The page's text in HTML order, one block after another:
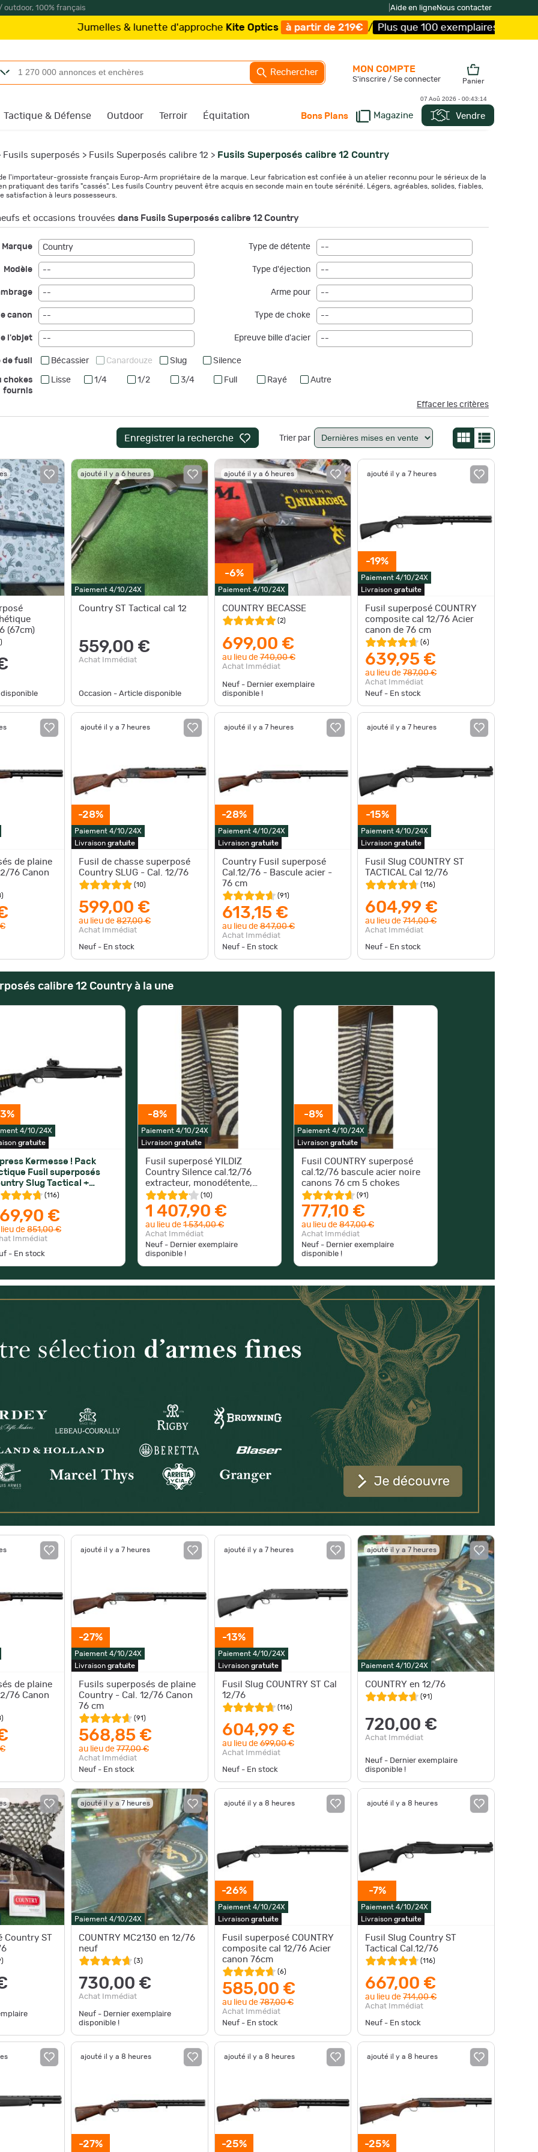
100% français Aide en ligneNous contacter
Jumelles & lunette d'approcheKite Optics à partir de 219€ / Plus que 100 exemplaires ! /Livraison offerte et
Rechercher
Tactique & Défense Outdoor Terroir Équitation Bons Plans Magazine Vendre
MON COMPTE
S'inscrire / Se connecter Panier
07 Aoû 2026 - 00:43:15
Fusils superposés > Fusils Superposés calibre 12 > Fusils Superposés calibre 12 Country
l'importateur-grossiste français Europ-Arm propriétaire de la marque. Leur fabrication est confiée à un atelier reconnu pour le sérieux de la
pratiquant des tarifs "cassés". Les fusils Country peuvent être acquis en seconde main en toute sérénité. Légers, agréables, solides, fiables,
à leurs possesseurs.
et occasions trouvées dans Fusils Superposés calibre 12 Country
Marque Country
Modèle --
--
canon --
l'objet --
Type de détente --
Type d'éjection --
Arme pour --
Type de choke --
Epreuve bille d'acier --
de fusil Bécassier Canardouze Slug Silence
chokes
fournis
Lisse 1/4 1/2 3/4 Full Rayé Autre
Effacer les critères
Enregistrer la recherche Trier par
(67cm)
)
ajouté il y a 6 heures
Paiement 4/10/24X
Country ST Tactical cal 12
559,00 €
Achat Immédiat
Occasion - Article disponible
ajouté il y a 6 heures
-6%
Paiement 4/10/24X
COUNTRY BECASSE
(2)
699,00 €
au lieu de740,00 €
Achat Immédiat
Neuf - Dernier exemplaire
disponible !
ajouté il y a 7 heures
-19%
Paiement 4/10/24X
Livraisongratuite
Fusil superposé COUNTRY
composite cal 12/76 Acier
canon de 76 cm
(6)
639,95 €
au lieu de787,00 €
Achat Immédiat
Neuf - En stock
de plaine
76 Canon
)
ajouté il y a 7 heures
-28%
Paiement 4/10/24X
Livraison gratuite
Fusil de chasse superposé
Country SLUG - Cal. 12/76
(10)
599,00 €
au lieu de827,00 €
Achat Immédiat
Neuf - En stock
ajouté il y a 7 heures
-28%
Paiement 4/10/24X
Livraison gratuite
Country Fusil superposé
Cal.12/76 - Bascule acier -
76 cm
(91 )
613,15 €
au lieu de847,00 €
Achat Immédiat
Neuf - En stock
ajouté il y a 7 heures
-15%
Paiement 4/10/24X
Livraisongratuite
Fusil Slug COUNTRY ST
TACTICAL Cal 12/76
(116)
604,99 €
au lieu de714,00 €
Achat Immédiat
Neuf - En stock
de plaine
76 Canon
)
ajouté il y a 7 heures
-27%
Paiement 4/10/24X
Livraison gratuite
Fusils superposés de plaine
Country - Cal. 12/76 Canon
76 cm
(91 )
568,85 €
au lieu de777,00 €
Achat Immédiat
Neuf - En stock
ajouté il y a 7 heures
-13%
Paiement 4/10/24X
Livraison gratuite
Fusil Slug COUNTRY ST Cal
12/76
(116)
604,99 €
au lieu de699,00 €
Achat Immédiat
Neuf - En stock
ajouté il y a 7 heures
Paiement 4/10/24X
COUNTRY en 12/76
(91 )
720,00 €
Achat Immédiat
Neuf - Dernier exemplaire
disponible !
ST
)
ajouté il y a 7 heures
Paiement 4/10/24X
COUNTRY MC2130 en 12/76
neuf
(3)
730,00 €
Achat Immédiat
Neuf - Dernier exemplaire
disponible !
ajouté il y a 8 heures
-26%
Paiement 4/10/24X
Livraison gratuite
Fusil superposé COUNTRY
composite cal 12/76 Acier
canon 76cm
(6)
585,00 €
au lieu de787,00 €
Achat Immédiat
Neuf - En stock
ajouté il y a 8 heures
-7%
Paiement 4/10/24X
Livraisongratuite
Fusil Slug Country ST
Tactical Cal.12/76
(116)
667,00 €
au lieu de714,00 €
Achat Immédiat
Neuf - En stock
ajouté il y a 8 heures
-27%
ajouté il y a 8 heures
-25%
ajouté il y a 8 heures
-25%
calibre 12 Country à la une
4/10/24X
gratuite
Kermesse ! Pack
Fusil superposés
Slug Tactical +
- Cal. 12/76
(116)
€
de 851,00 €
Immédiat
- En stock
-8%
Paiement 4/10/24X
Livraison gratuite
Fusil superposé YILDIZ
Country Silence cal.12/76
extracteur, monodétente,
modérateur de son carbone
(10)
1 407,90 €
au lieu de 1 534,00 €
Achat Immédiat
Neuf - Dernier exemplaire
disponible !
-8%
Paiement 4/10/24X
Livraison gratuite
Fusil COUNTRY superposé
cal.12/76 bascule acier noire
canons 76 cm 5 chokes
(91 )
777,10 €
au lieu de 847,00 €
Achat Immédiat
Neuf - Dernier exemplaire
disponible !